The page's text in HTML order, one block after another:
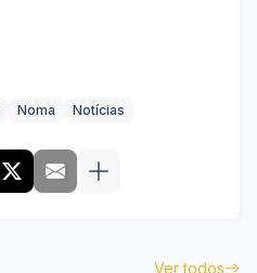
Noma Notícias
Ver todos